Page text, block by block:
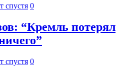
спустя 0
“Кремль потерял
спустя 0